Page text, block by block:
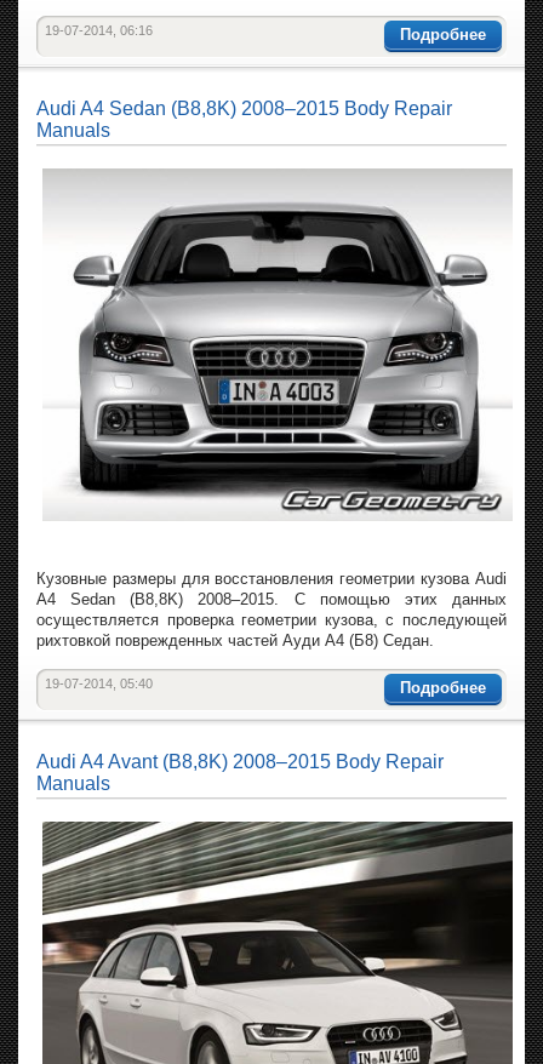
Подробнее
19-07-2014, 06:16
Audi A4 Sedan (B8,8K) 2008–2015 Body Repair
Manuals
Кузовные размеры для восстановления геометрии кузова Audi
A4 Sedan (B8,8K) 2008–2015. С помощью этих данных
осуществляется проверка геометрии кузова, с последующей
рихтовкой поврежденных частей Ауди А4 (Б8) Седан.
Подробнее
19-07-2014, 05:40
Audi A4 Avant (B8,8K) 2008–2015 Body Repair
Manuals